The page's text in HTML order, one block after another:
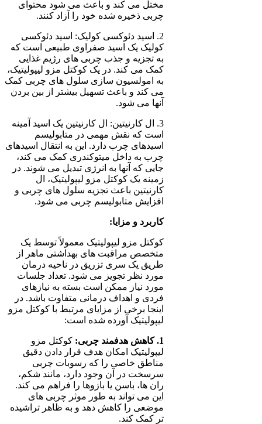
مختل می کند و باعث می شود محتوای
چربی ذخیره شده خود را آزاد کنند.
2. اسید دئوکسی کولیک: اسید دئوکسی
کولیک یک اسید صفراوی طبیعی است که
به تجزیه و جذب چربی های رژیم غذایی
کمک می کند. در یک کوکتل مزو لیپولیتیک،
به امولسیون سازی سلول های چربی کمک
می کند و باعث تسهیل بیشتر از بین بردن
آنها می شود.
3. ال کارنیتین: ال کارنیتین یک اسید آمینه
است که نقش مهمی در متابولیسم
اسیدهای چرب دارد. این به انتقال اسیدهای
چرب به داخل میتوکندری کمک می کند،
جایی که آنها به انرژی تبدیل می شوند. در
زمینه یک کوکتل مزو لیپولیتیک، ال
کارنیتین باعث تجزیه سلول های چربی و
افزایش متابولیسم چربی می شود.
کاربرد و مزایا:
کوکتل مزو لیپولیتیک معمولاً توسط یک
متخصص مراقبت های بهداشتی ماهر از
طریق یک سری تزریق در ناحیه درمان
مورد نظر تجویز می شود. تعداد جلسات
مورد نیاز ممکن است بسته به نیازهای
فردی و اهداف درمانی متفاوت باشد. در
اینجا برخی از مزایای مرتبط با کوکتل مزو
لیپولیتیک آورده شده است:
1. کاهش هدفمند چربی:
کوکتل مزو
لیپولیتیک امکان هدف قرار دادن دقیق
مناطق خاصی را که رسوبات چربی
سرسخت در آن وجود دارد، مانند شکم،
ران ها، باسن یا بازوها را فراهم می کند.
این می تواند به طور موثر چربی های
موضعی را کاهش دهد و به ظاهر تراشیده
تر کمک کند.